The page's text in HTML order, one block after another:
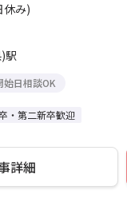
休み)
駅
始日相談OK
・第二新卒歓迎
詳細